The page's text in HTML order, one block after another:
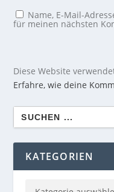
Name, E-Mail-
für meinen nächsten
Diese Website
Erfahre, wie deine
Search
for:
KATEGORIEN